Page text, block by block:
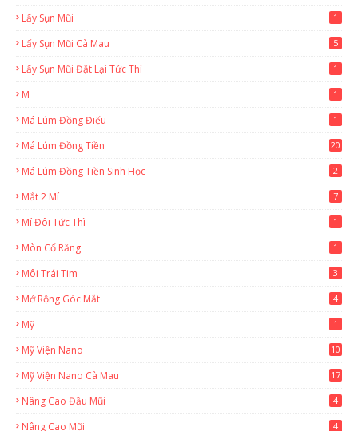
Lấy Sụn Mũi 1
Lấy Sụn Mũi Cà Mau 5
Lấy Sụn Mũi Đặt Lại Tức Thì 1
M 1
Má Lúm Đồng Điếu 1
Má Lúm Đồng Tiền 20
Má Lúm Đồng Tiền Sinh Học 2
Mắt 2 Mí 7
Mí Đôi Tức Thì 1
Mòn Cổ Răng 1
Môi Trái Tim 3
Mở Rộng Góc Mắt 4
Mỹ 1
Mỹ Viện Nano 10
Mỹ Viện Nano Cà Mau
17
Nâng Cao Đầu Mũi 4
Nâng Cao Mũi 4